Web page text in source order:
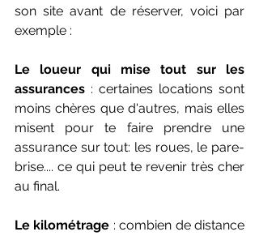
son site avant de réserver, voici par
exemple :
Le loueur qui mise tout sur les
assurances : certaines locations sont
moins chères que d'autres, mais elles
misent pour te faire prendre une
assurance sur tout: les roues, le pare-
brise.... ce qui peut te revenir très cher
au final.
Le kilométrage : combien de distance